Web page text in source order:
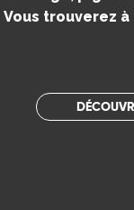
Vous trouverez